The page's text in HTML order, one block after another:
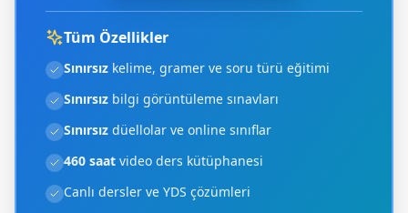
Tüm Özellikler
Sınırsız kelime, gramer ve soru türü eğitimi
Sınırsız bilgi görüntüleme sınavları
Sınırsız düellolar ve online sınıflar
460 saat video ders kütüphanesi
Canlı dersler ve YDS çözümleri